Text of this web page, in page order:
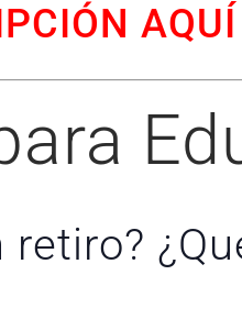
AQUÍ
retiro?